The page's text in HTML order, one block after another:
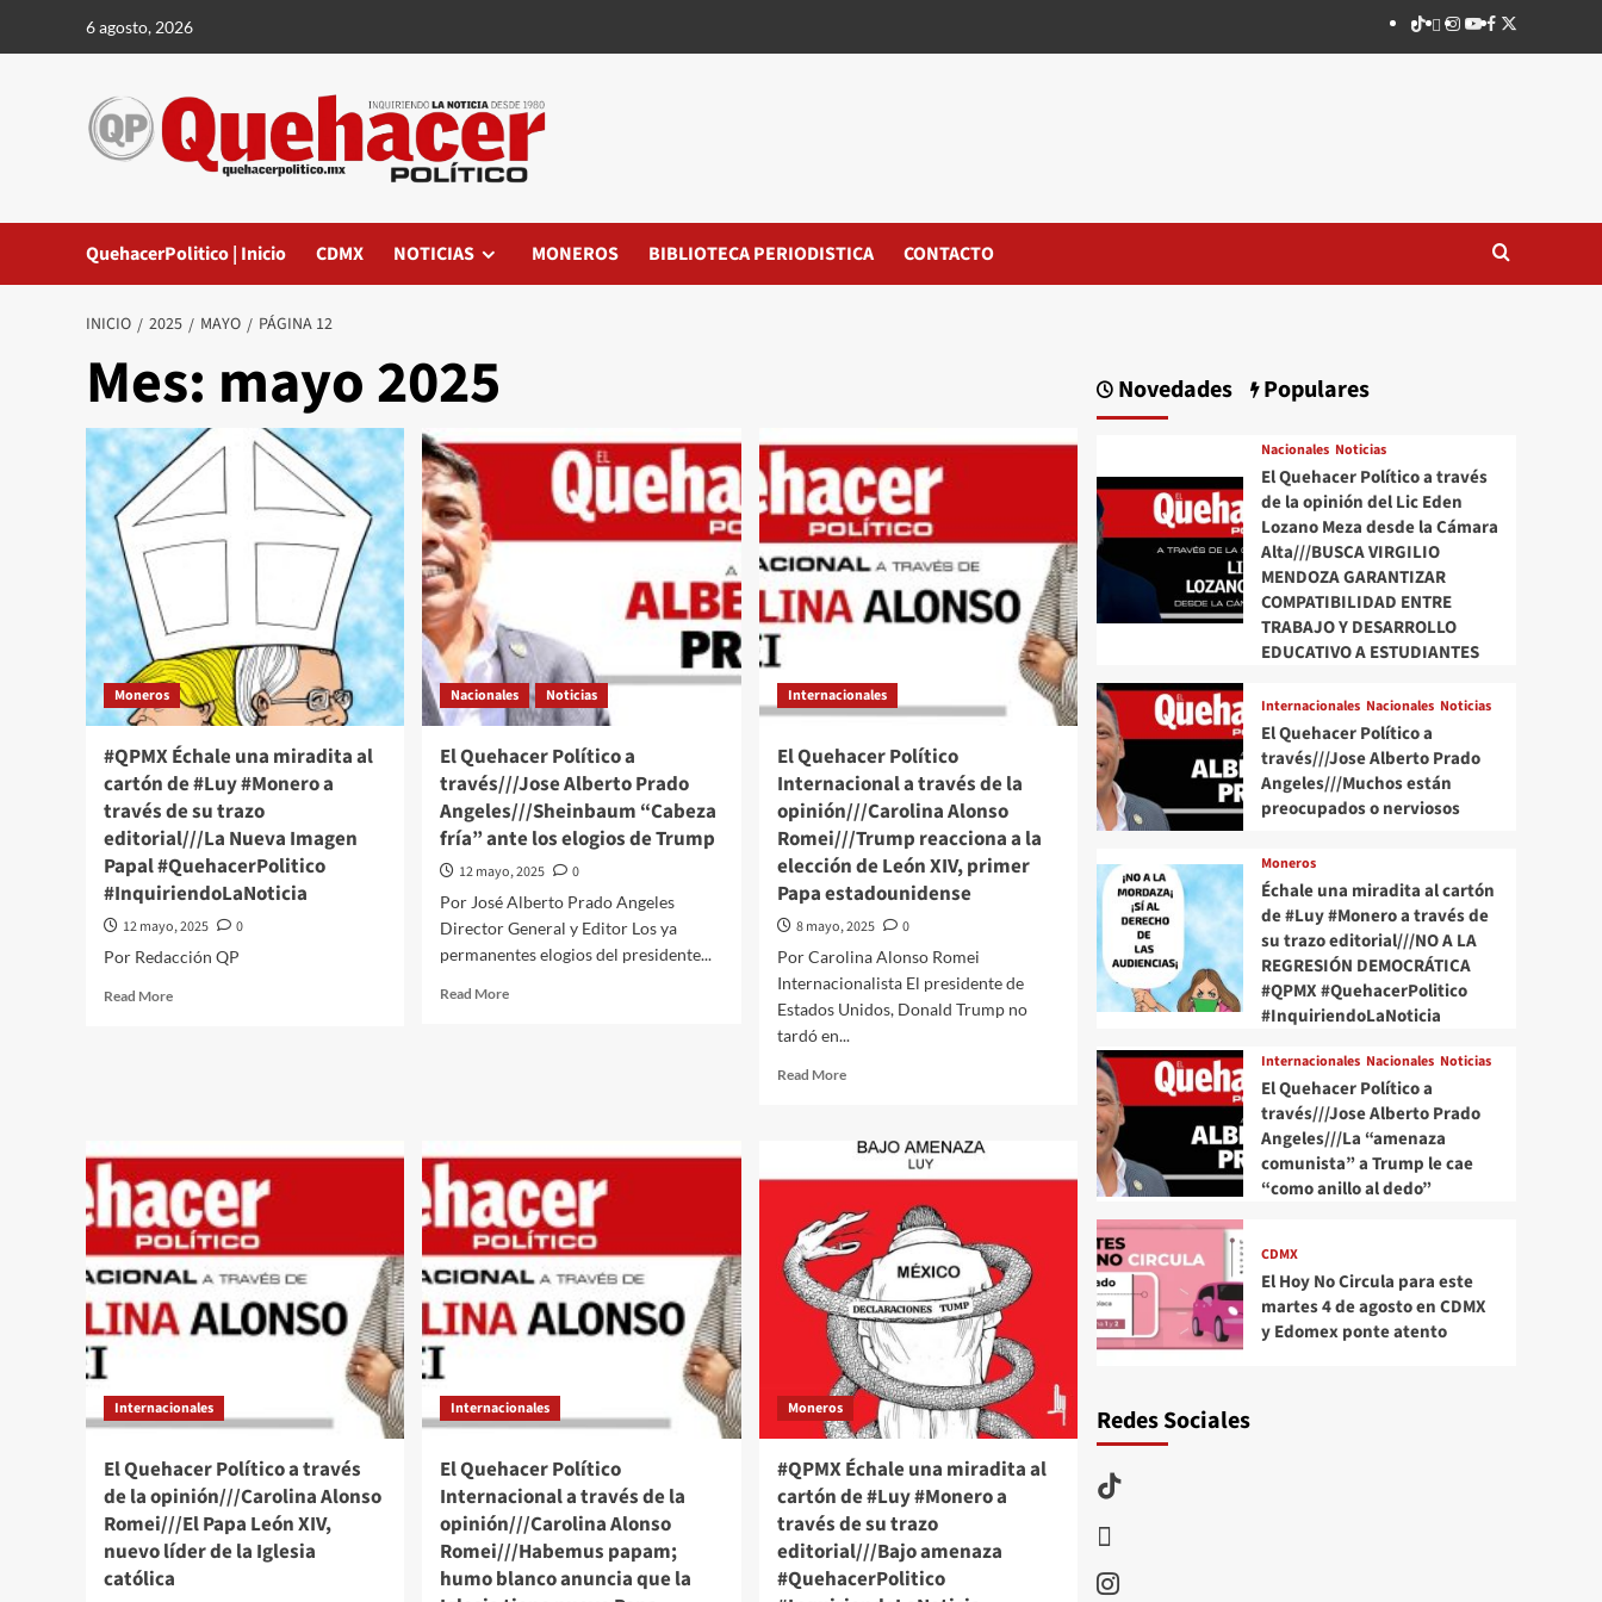
6 agosto, 2026 TikTok
threads
Instagram
Youtube
Facebook
X
QuehacerPolitico | Inicio CDMX NOTICIAS MONEROS BIBLIOTECA PERIODISTICA CONTACTO
INICIO 2025 MAYO PÁGINA 12
Mes: mayo 2025
Moneros
#QPMX Échale una miradita al
cartón de #Luy #Monero a
través de su trazo
editorial///La Nueva Imagen
Papal #QuehacerPolitico
#InquiriendoLaNoticia
12 mayo, 2025
0
Por Redacción QP
Read MoreRead
al
cartón
de
#Luy
#Monero
a
través
de
su
Nueva
Imagen
#QuehacerPolitico
#InquiriendoLaNoticia
Nacionales Noticias
El Quehacer Político a
través///Jose Alberto Prado
Angeles///Sheinbaum “Cabeza
fría” ante los elogios de Trump
12 mayo, 2025
0
Por José Alberto Prado Angeles
Director General y Editor Los ya
permanentes elogios del presidente...
Read MoreRead
Alberto
Prado
Angeles///Sheinbaum
“Cabeza
fría”
ante
los
elogios
Internacionales
El Quehacer Político
Internacional a través de la
opinión///Carolina Alonso
Romei///Trump reacciona a la
elección de León XIV, primer
Papa estadounidense
8 mayo, 2025
0
Por Carolina Alonso Romei
Internacionalista El presidente de
Estados Unidos, Donald Trump no
tardó en...
Read MoreRead
Político
Internacional
a
través
de
la
opinión///Carolina
Alonso
Romei///Trump
reacciona
la
elección
de
León
XIV,
primer
estadounidense
Internacionales
El Quehacer Político a través
de la opinión///Carolina Alonso
Romei///El Papa León XIV,
nuevo líder de la Iglesia
católica
Internacionales
El Quehacer Político
Internacional a través de la
opinión///Carolina Alonso
Romei///Habemus papam;
humo blanco anuncia que la
Moneros
#QPMX Échale una miradita al
cartón de #Luy #Monero a
través de su trazo
editorial///Bajo amenaza
#QuehacerPolitico
Novedades Populares
Nacionales Noticias
El Quehacer Político a través
de la opinión del Lic Eden
Lozano Meza desde la Cámara
Alta///BUSCA VIRGILIO
MENDOZA GARANTIZAR
COMPATIBILIDAD ENTRE
TRABAJO Y DESARROLLO
EDUCATIVO A ESTUDIANTES
Internacionales Nacionales Noticias
El Quehacer Político a
través///Jose Alberto Prado
Angeles///Muchos están
preocupados o nerviosos
Moneros
Échale una miradita al cartón
de #Luy #Monero a través de
su trazo editorial///NO A LA
REGRESIÓN DEMOCRÁTICA
#QPMX #QuehacerPolitico
#InquiriendoLaNoticia
Internacionales Nacionales Noticias
El Quehacer Político a
través///Jose Alberto Prado
Angeles///La “amenaza
comunista” a Trump le cae
“como anillo al dedo”
CDMX
El Hoy No Circula para este
martes 4 de agosto en CDMX
y Edomex ponte atento
Redes Sociales
TikTok
Instagram